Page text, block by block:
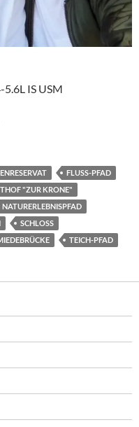
IS USM
FLUSS-PFAD
"ZUR KRONE"
NATURERLEBNISPFAD
SCHLOSS
TEICH-PFAD